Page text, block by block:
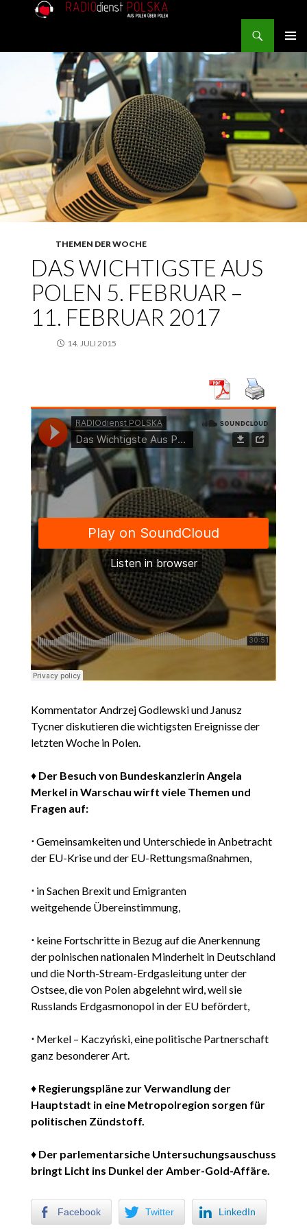
MENU
THEMEN DER WOCHE
DAS WICHTIGSTE AUS
POLEN 5. FEBRUAR –
11. FEBRUAR 2017
14. JULI 2015
Kommentator Andrzej Godlewski und Janusz
Tycner diskutieren die wichtigsten Ereignisse der
letzten Woche in Polen.
♦ Der Besuch von Bundeskanzlerin Angela
Merkel in Warschau wirft viele Themen und
Fragen auf:
⋅ Gemeinsamkeiten und Unterschiede in Anbetracht
der EU-Krise und der EU-Rettungsmaßnahmen,
⋅ in Sachen Brexit und Emigranten
weitgehende Übereinstimmung,
⋅ keine Fortschritte in Bezug auf die Anerkennung
der polnischen nationalen Minderheit in Deutschland
und die North-Stream-Erdgasleitung unter der
Ostsee, die von Polen abgelehnt wird, weil sie
Russlands Erdgasmonopol in der EU befördert,
⋅ Merkel – Kaczyński, eine politische Partnerschaft
ganz besonderer Art.
♦ Regierungspläne zur Verwandlung der
Hauptstadt in eine Metropolregion sorgen für
politischen Zündstoff.
♦ Der parlementarsiche Untersuchungsauschuss
bringt Licht ins Dunkel der Amber-Gold-Affäre.
Facebook Twitter LinkedIn